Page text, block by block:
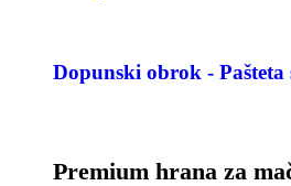
Dopunski obrok - Pašteta
Premium hrana za